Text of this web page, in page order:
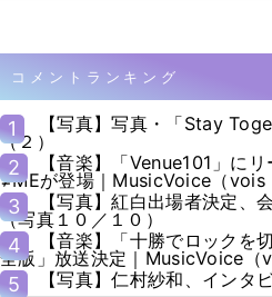
コメントランキング
1
【写真】写真・「Stay
（２）
2
【音楽】「Venue101」に
≠MEが登場｜MusicVoice（vois
3
【写真】紅白出場者決定、
（写真１０／１０）
4
【音楽】「十勝でロックを
全版」放送決定｜MusicVoice（
5
【写真】仁村紗和、インタ